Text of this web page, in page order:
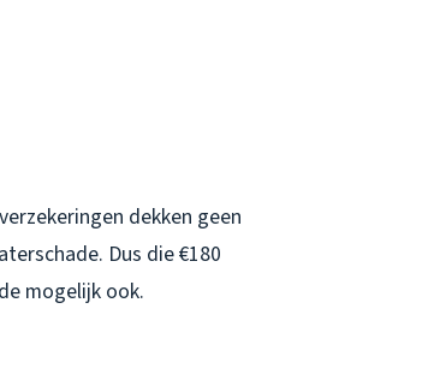
dekken geen
Dus die €180
mogelijk ook.